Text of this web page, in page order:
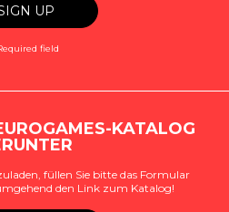
field
KATALOG
füllen Sie bitte das Formular
den Link zum Katalog!